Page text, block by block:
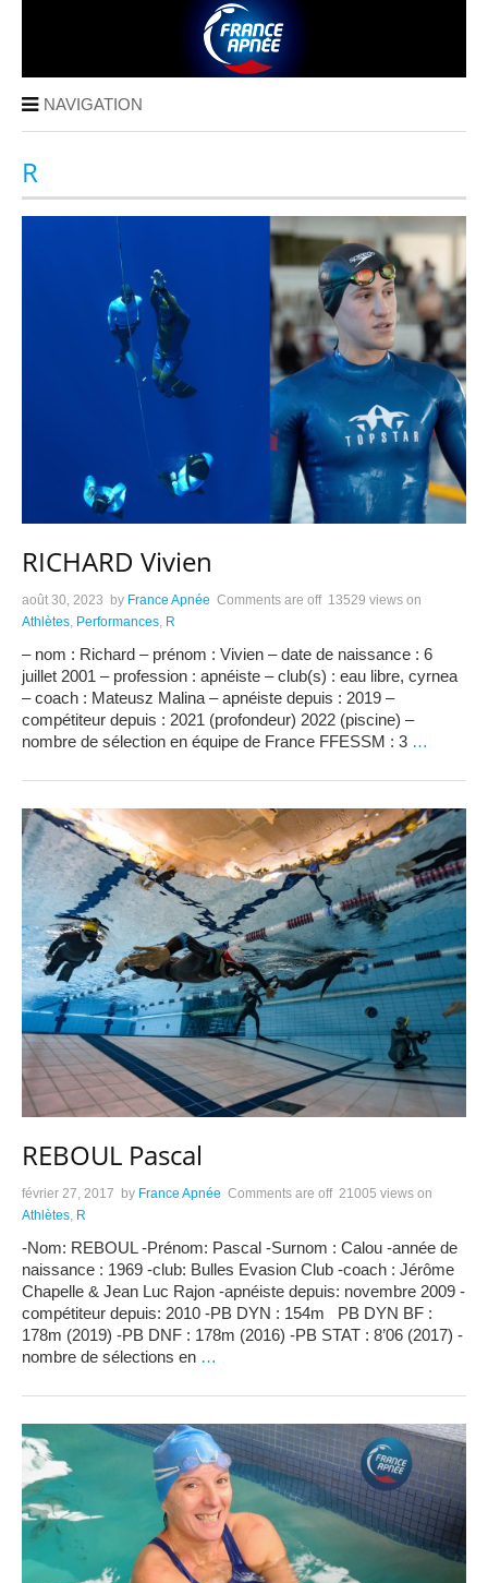
NAVIGATION
R
RICHARD Vivien
août 30, 2023 by France Apnée Comments are off 13529 views on
Athlètes, Performances, R
– nom : Richard – prénom : Vivien – date de naissance : 6
juillet 2001 – profession : apnéiste – club(s) : eau libre, cyrnea
– coach : Mateusz Malina – apnéiste depuis : 2019 –
compétiteur depuis : 2021 (profondeur) 2022 (piscine) –
nombre de sélection en équipe de France FFESSM : 3 …
REBOUL Pascal
février 27, 2017 by France Apnée Comments are off 21005 views on
Athlètes, R
-Nom: REBOUL -Prénom: Pascal -Surnom : Calou -année de
naissance : 1969 -club: Bulles Evasion Club -coach : Jérôme
Chapelle & Jean Luc Rajon -apnéiste depuis: novembre 2009 -
compétiteur depuis: 2010 -PB DYN : 154m PB DYN BF :
178m (2019) -PB DNF : 178m (2016) -PB STAT : 8’06 (2017) -
nombre de sélections en …